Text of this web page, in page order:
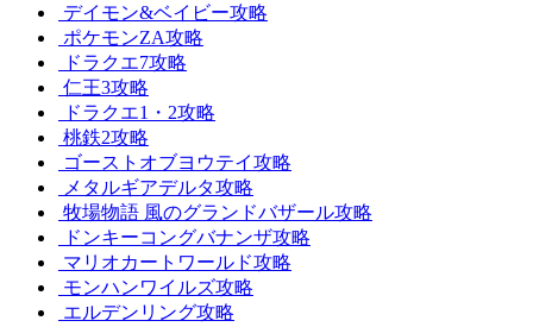
デイモン&ベイビー攻略
ポケモンZA攻略
ドラクエ7攻略
仁王3攻略
ドラクエ1・2攻略
桃鉄2攻略
ゴーストオブヨウテイ攻略
メタルギアデルタ攻略
牧場物語 風のグランドバザール攻略
ドンキーコングバナンザ攻略
マリオカートワールド攻略
モンハンワイルズ攻略
エルデンリング攻略